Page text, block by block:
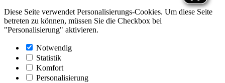
Diese Seite verwendet Personalisierungs-Cookies. Um diese Seite
betreten zu können, müssen Sie die Checkbox bei
"Personalisierung" aktivieren.
Notwendig
Statistik
Komfort
Personalisierung